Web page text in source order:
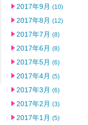
2017年9月 (10)
2017年8月 (12)
2017年7月 (8)
2017年6月 (8)
2017年5月 (6)
2017年4月 (5)
2017年3月 (6)
2017年2月 (3)
2017年1月 (5)